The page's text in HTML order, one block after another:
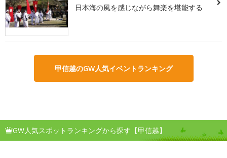
日本海の風を感じながら舞楽を堪能する
甲信越のGW人気イベントランキング
GW人気スポットランキングから探す【甲信越】